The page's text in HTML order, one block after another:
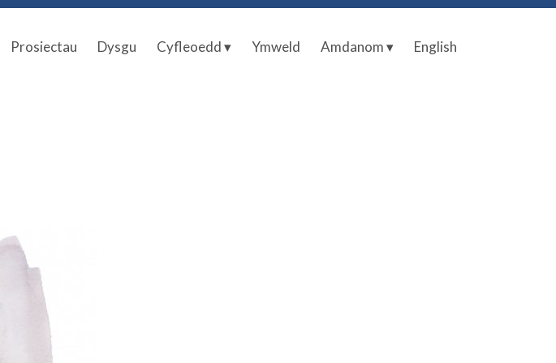
Prosiectau Dysgu Cyfleoedd ▾ Ymweld Amdanom ▾ English